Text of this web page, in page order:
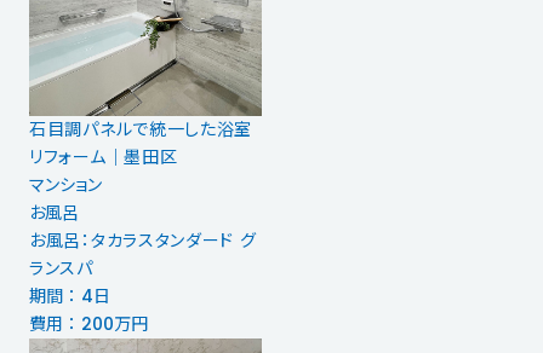
石目調パネルで統一した浴室
リフォーム｜墨田区
マンション
お風呂
お風呂：タカラスタンダード グ
ランスパ
期間 ： 4日
費用 ： 200万円